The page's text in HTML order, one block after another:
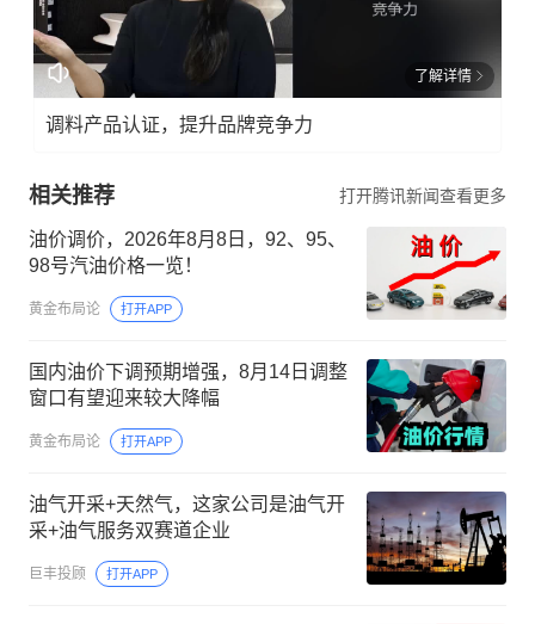
了解详情
调料产品认证，提升品牌竞争力
相关推荐 打开腾讯新闻查看更多
油价调价，2026年8月8日，92、95、
98号汽油价格一览！
黄金布局论 打开APP
国内油价下调预期增强，8月14日调整
窗口有望迎来较大降幅
黄金布局论 打开APP
油气开采+天然气，这家公司是油气开
采+油气服务双赛道企业
巨丰投顾 打开APP